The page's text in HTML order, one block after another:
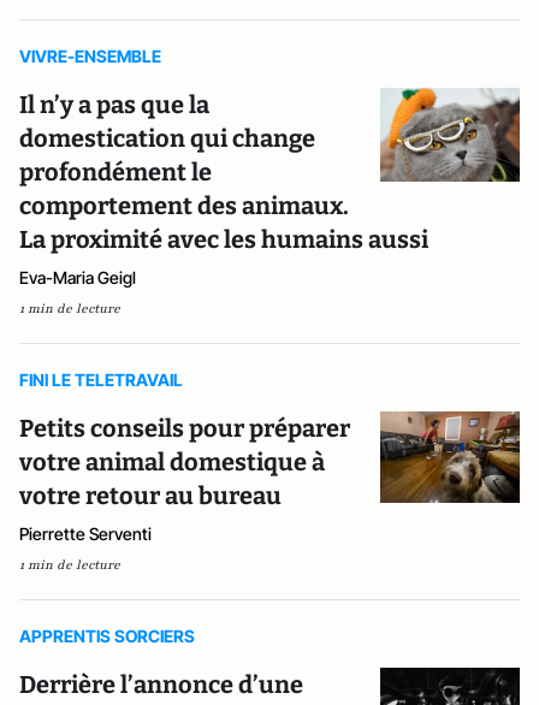
VIVRE-ENSEMBLE
Il n’y a pas que la
domestication qui change
profondément le
comportement des animaux.
La proximité avec les humains aussi
Eva-Maria Geigl
1 min de lecture
FINI LE TELETRAVAIL
Petits conseils pour préparer
votre animal domestique à
votre retour au bureau
Pierrette Serventi
1 min de lecture
APPRENTIS SORCIERS
Derrière l’annonce d’une